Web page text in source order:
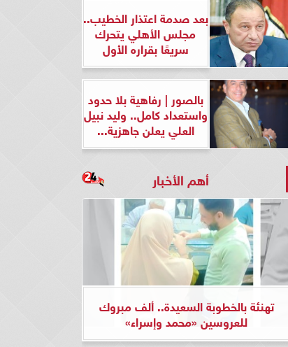
بعد صدمة اعتذار الخطيب..
مجلس الأهلي يتحرك
سريعًا بقراره الأول
بالصور | رفاهية بلا حدود
واستعداد كامل.. وليد نبيل
العلي يعلن جاهزية...
أهم الأخبار
تهنئة بالخطوبة السعيدة.. ألف مبروك
للعروسين «محمد وإسراء»